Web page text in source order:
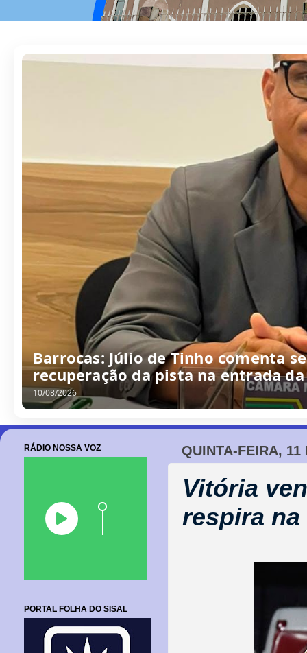
Barrocas: Júlio de Tinho comenta
recuperação da pista na entrada
10/08/2026
QUINTA-FEIRA, 11
Vitória
respira
RÁDIO NOSSA VOZ
PORTAL FOLHA DO SISAL